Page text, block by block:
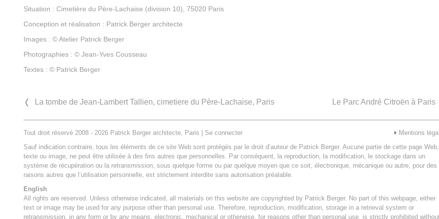
Situation : Cimetière du Père-Lachaise (division 10), 75020 Paris
Conception et réalisation : Patrick Berger architecte
Images : © Atelier Patrick Berger
Photographies : © Jean-Yves Cousseau
Textes : © Patrick Berger
❬ La tombe de Jean-Lambert Tallien, cimetiere du Père-Lachaise, Paris Le Parc André Citroën à Paris
Tout droit réservé 2008 - 2026 Patrick Berger architecte, Paris | Se connecter
Mentions
Sauf indication contraire, tous les éléments de ce site Web sont protégés par le droit d’auteur de Patrick Berger. Aucune partie de cette page Web,
texte ou image, ne peut être utilisée à des fins autres que personnelles. Par conséquent, la reproduction, la modification, le stockage dans un
système de récupération ou la retransmission, sous quelque forme ou par quelque moyen que ce soit, électronique, mécanique ou autre, pour des
raisons autres que l’utilisation personnelle, est strictement interdite sans autorisation préalable.
English
All rights are reserved. Unless otherwise indicated, all materials on this website are copyrighted by Patrick Berger. No part of this webpage, either
text or image may be used for any purpose other than personal use. Therefore, reproduction, modification, storage in a retrieval system or
retransmission, in any form or by any means, electronic, mechanical or otherwise, for reasons other than personal use, is strictly prohibited